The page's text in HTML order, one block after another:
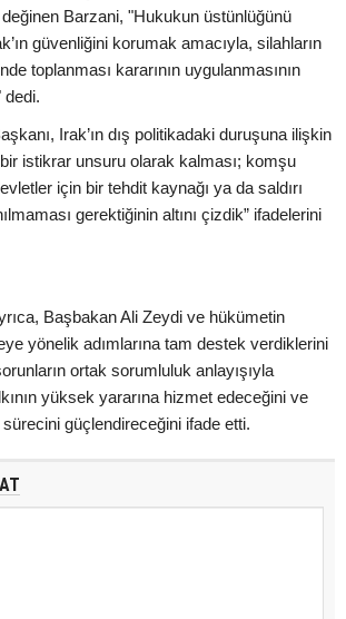
Barzani, "Hukukun üstünlüğünü
güvenliğini korumak amacıyla, silahların
toplanması kararının uygulanmasının
dedi.
Irak’ın dış politikadaki duruşuna ilişkin
istikrar unsuru olarak kalması; komşu
için bir tehdit kaynağı ya da saldırı
gerektiğinin altını çizdik” ifadelerini
Başbakan Ali Zeydi ve hükümetin
yönelik adımlarına tam destek verdiklerini
ortak sorumluluk anlayışıyla
yüksek yararına hizmet edeceğini ve
güçlendireceğini ifade etti.